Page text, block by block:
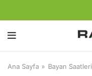
Ana Sayfa Bayan Saatleri